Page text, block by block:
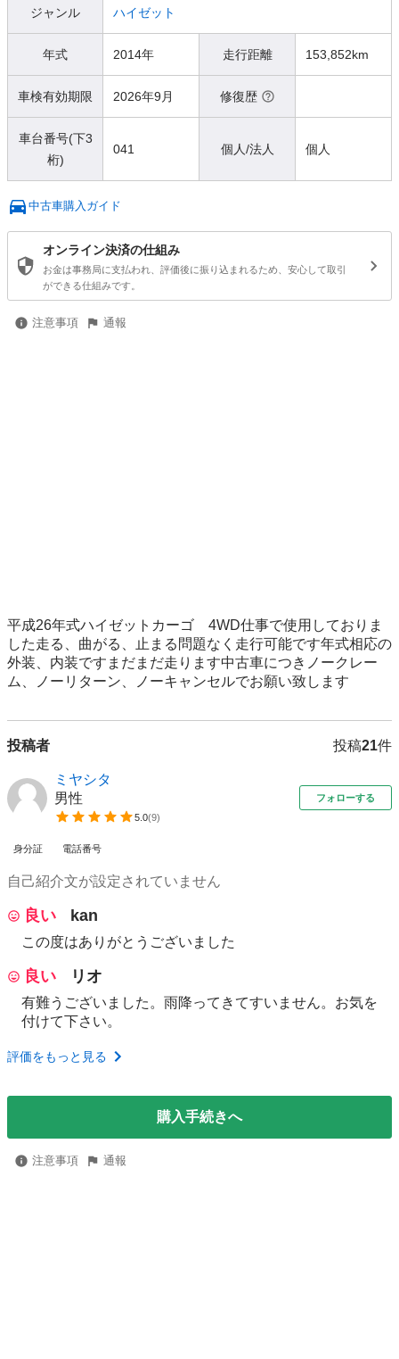
ジャンル ハイゼット
年式 2014年 走行距離 153,852km
車検有効期限 2026年9月 修復歴
車台番号(下3
桁)
041 個人/法人 個人
中古車購入ガイド
オンライン決済の仕組み
お金は事務局に支払われ、評価後に振り込まれるため、安心して取引
ができる仕組みです。
注意事項 通報
平成26年式ハイゼットカーゴ　4WD仕事で使用しておりま
した走る、曲がる、止まる問題なく走行可能です年式相応の
外装、内装ですまだまだ走ります中古車につきノークレー
ム、ノーリターン、ノーキャンセルでお願い致します
投稿者 投稿21件
ミヤシタ
男性
5.0(9)
フォローする
身分証 電話番号
自己紹介文が設定されていません
良い kan
この度はありがとうございました
良い リオ
有難うございました。雨降ってきてすいません。お気を
付けて下さい。
評価をもっと見る
購入手続きへ
注意事項 通報